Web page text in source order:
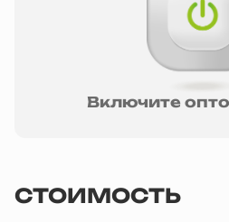
Включите
СТОИМОСТЬ